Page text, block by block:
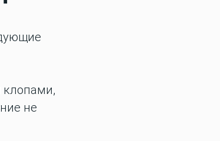
клопами,
не